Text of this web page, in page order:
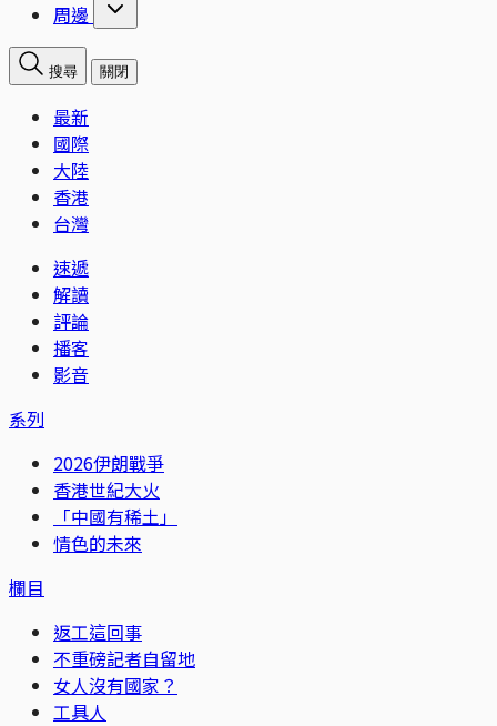
周邊
搜尋 關閉
最新
國際
大陸
香港
台灣
速遞
解讀
評論
播客
影音
系列
2026伊朗戰爭
香港世紀大火
「中國有稀土」
情色的未來
欄目
返工這回事
不重磅記者自留地
女人沒有國家？
工具人